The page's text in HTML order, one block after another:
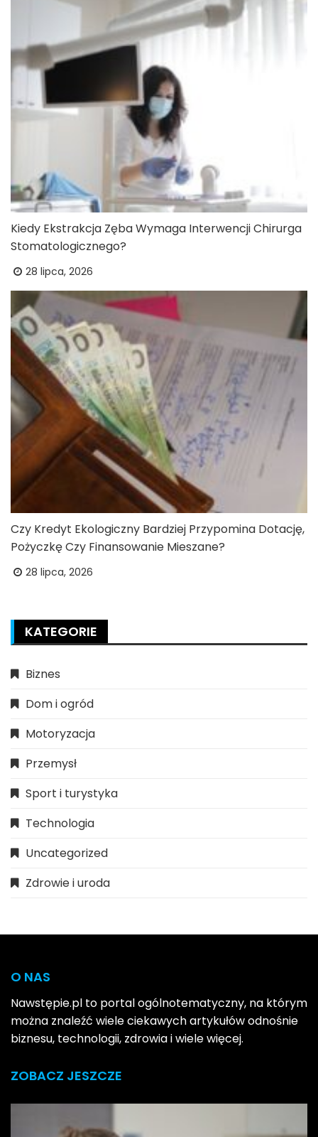
Kiedy Ekstrakcja Zęba Wymaga Interwencji Chirurga
Stomatologicznego?
28 lipca, 2026
Czy Kredyt Ekologiczny Bardziej Przypomina Dotację,
Pożyczkę Czy Finansowanie Mieszane?
28 lipca, 2026
KATEGORIE
Biznes
Dom i ogród
Motoryzacja
Przemysł
Sport i turystyka
Technologia
Uncategorized
Zdrowie i uroda
O NAS
Nawstępie.pl to portal ogólnotematyczny, na którym
można znaleźć wiele ciekawych artykułów odnośnie
biznesu, technologii, zdrowia i wiele więcej.
ZOBACZ JESZCZE